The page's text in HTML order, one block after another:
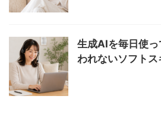
生成AIを毎日使
われないソフトス